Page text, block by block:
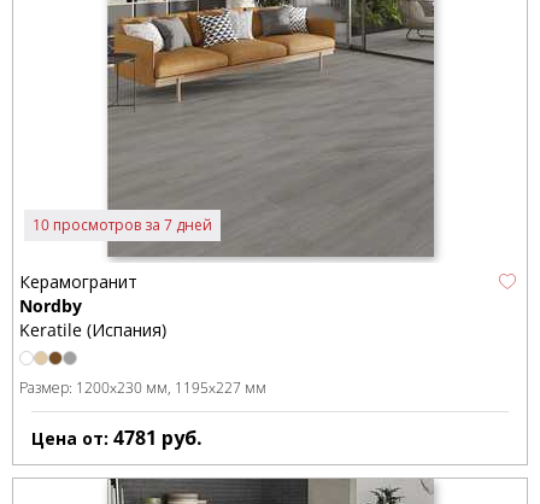
10 просмотров за 7 дней
Керамогранит
Nordby
Keratile (Испания)
Размер: 1200x230 мм 1195x227 мм
Цена от: 4781 руб.